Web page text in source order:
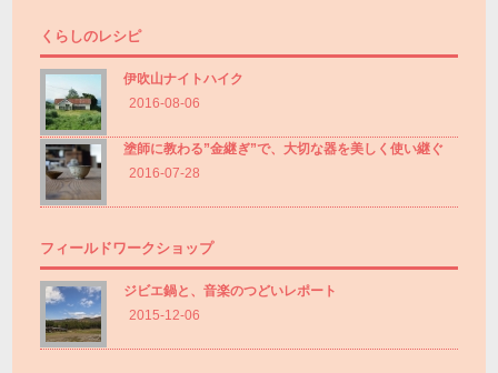
くらしのレシピ
伊吹山ナイトハイク
2016-08-06
塗師に教わる”金継ぎ”で、大切な器を美しく使い継ぐ
2016-07-28
フィールドワークショップ
ジビエ鍋と、音楽のつどいレポート
2015-12-06